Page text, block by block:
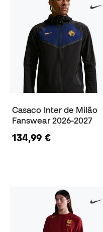
Casaco Inter de Milão
Fanswear 2026-2027
134,99 €